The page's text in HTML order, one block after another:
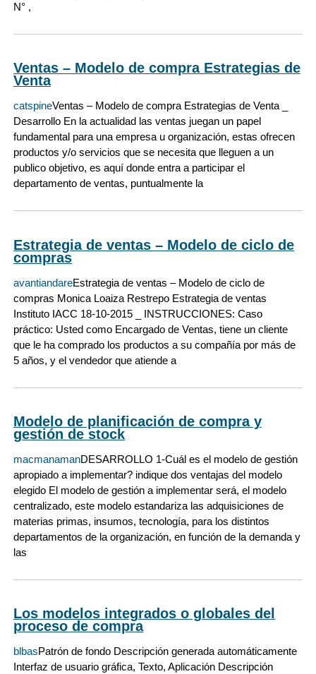
N° ,
Ventas – Modelo de compra Estrategias de
Venta
catspineVentas – Modelo de compra Estrategias de Venta _
Desarrollo En la actualidad las ventas juegan un papel
fundamental para una empresa u organización, estas ofrecen
productos y/o servicios que se necesita que lleguen a un
publico objetivo, es aquí donde entra a participar el
departamento de ventas, puntualmente la
Estrategia de ventas – Modelo de ciclo de
compras
avantiandareEstrategia de ventas – Modelo de ciclo de
compras Monica Loaiza Restrepo Estrategia de ventas
Instituto IACC 18-10-2015 _ INSTRUCCIONES: Caso
práctico: Usted como Encargado de Ventas, tiene un cliente
que le ha comprado los productos a su compañía por más de
5 años, y el vendedor que atiende a
Modelo de planificación de compra y
gestión de stock
macmanamanDESARROLLO 1-Cuál es el modelo de gestión
apropiado a implementar? indique dos ventajas del modelo
elegido El modelo de gestión a implementar será, el modelo
centralizado, este modelo estandariza las adquisiciones de
materias primas, insumos, tecnología, para los distintos
departamentos de la organización, en función de la demanda y
las
Los modelos integrados o globales del
proceso de compra
blbasPatrón de fondo Descripción generada automáticamente
Interfaz de usuario gráfica, Texto, Aplicación Descripción